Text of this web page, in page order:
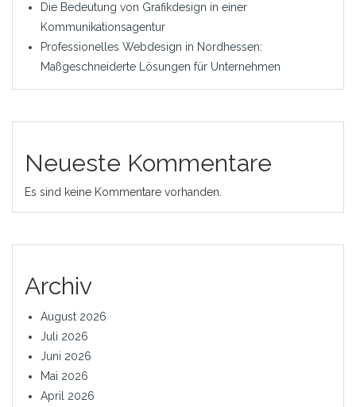
Die Bedeutung von Grafikdesign in einer
Kommunikationsagentur
Professionelles Webdesign in Nordhessen:
Maßgeschneiderte Lösungen für Unternehmen
Neueste Kommentare
Es sind keine Kommentare vorhanden.
Archiv
August 2026
Juli 2026
Juni 2026
Mai 2026
April 2026